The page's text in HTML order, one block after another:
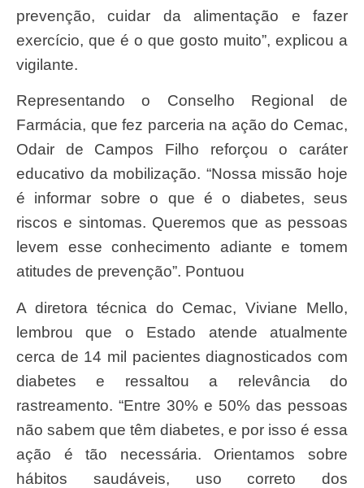
prevenção, cuidar da alimentação e fazer
exercício, que é o que gosto muito”, explicou a
vigilante.
Representando o Conselho Regional de
Farmácia, que fez parceria na ação do Cemac,
Odair de Campos Filho reforçou o caráter
educativo da mobilização. “Nossa missão hoje
é informar sobre o que é o diabetes, seus
riscos e sintomas. Queremos que as pessoas
levem esse conhecimento adiante e tomem
atitudes de prevenção”. Pontuou
A diretora técnica do Cemac, Viviane Mello,
lembrou que o Estado atende atualmente
cerca de 14 mil pacientes diagnosticados com
diabetes e ressaltou a relevância do
rastreamento. “Entre 30% e 50% das pessoas
não sabem que têm diabetes, e por isso é essa
ação é tão necessária. Orientamos sobre
hábitos saudáveis, uso correto dos